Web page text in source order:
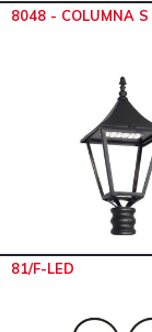
8048 - COLUMNA S
81/F-LED